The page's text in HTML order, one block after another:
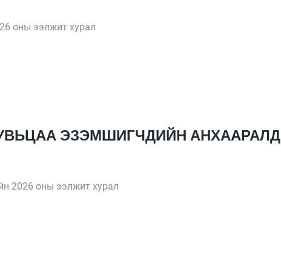
оны ээлжит хурал
ЭЗЭМШИГЧДИЙН АНХААРАЛД
2026 оны ээлжит хурал